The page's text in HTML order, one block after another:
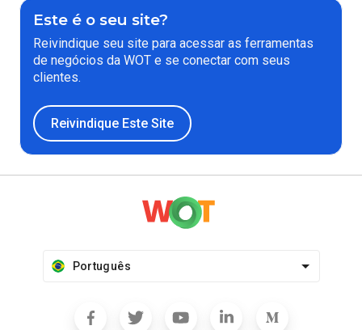
Este é o seu site?
Reivindique seu site para acessar as ferramentas
de negócios da WOT e se conectar com seus
clientes.
Reivindique Este Site
Português